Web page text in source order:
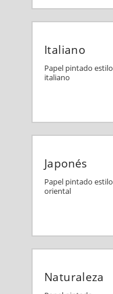
Italiano
Papel pintado estilo
italiano
Japonés
Papel pintado estilo
oriental
Naturaleza